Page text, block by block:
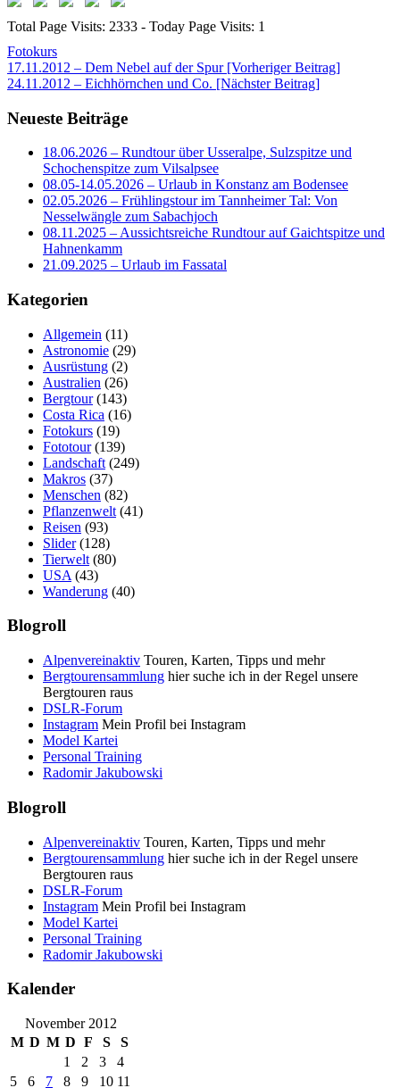
Total Page Visits: 2333 - Today Page Visits: 1
Fotokurs
Beitragsnavigation
17.11.2012 – Dem Nebel auf der Spur [Vorheriger Beitrag]
24.11.2012 – Eichhörnchen und Co. [Nächster Beitrag]
Neueste Beiträge
18.06.2026 – Rundtour über Usseralpe, Sulzspitze und
Schochenspitze zum Vilsalpsee
08.05-14.05.2026 – Urlaub in Konstanz am Bodensee
02.05.2026 – Frühlingstour im Tannheimer Tal: Von
Nesselwängle zum Sabachjoch
08.11.2025 – Aussichtsreiche Rundtour auf Gaichtspitze und
Hahnenkamm
21.09.2025 – Urlaub im Fassatal
Kategorien
Allgemein (11)
Astronomie (29)
Ausrüstung (2)
Australien (26)
Bergtour(143)
Costa Rica (16)
Fotokurs (19)
Fototour(139)
Landschaft (249)
Makros (37)
Menschen (82)
Pflanzenwelt (41)
Reisen (93)
Slider(128)
Tierwelt (80)
USA (43)
Wanderung (40)
Blogroll
Alpenvereinaktiv Touren, Karten, Tipps und mehr
Bergtourensammlung hier suche ich in der Regel unsere
Bergtouren raus
DSLR-Forum
Instagram Mein Profil bei Instagram
Model Kartei
Personal Training
Radomir Jakubowski
Blogroll
Alpenvereinaktiv Touren, Karten, Tipps und mehr
Bergtourensammlung hier suche ich in der Regel unsere
Bergtouren raus
DSLR-Forum
Instagram Mein Profil bei Instagram
Model Kartei
Personal Training
Radomir Jakubowski
Kalender
November 2012
M D M D F S
S
1
2 3
4
5
6 7 8 9 10 11